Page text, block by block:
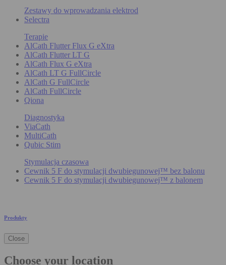
Zestawy do wprowadzania elektrod
Selectra
Terapie
AlCath Flutter Flux G eXtra
AlCath Flutter LT G
AlCath Flux G eXtra
AlCath LT G FullCircle
AlCath G FullCircle
AlCath FullCircle
Qiona
Diagnostyka
ViaCath
MultiCath
Qubic Stim
Stymulacja czasowa
Cewnik 5 F do stymulacji dwubiegunowej™ bez balonu
Cewnik 5 F do stymulacji dwubiegunowej™ z balonem
Produkty
Close
Choose your location